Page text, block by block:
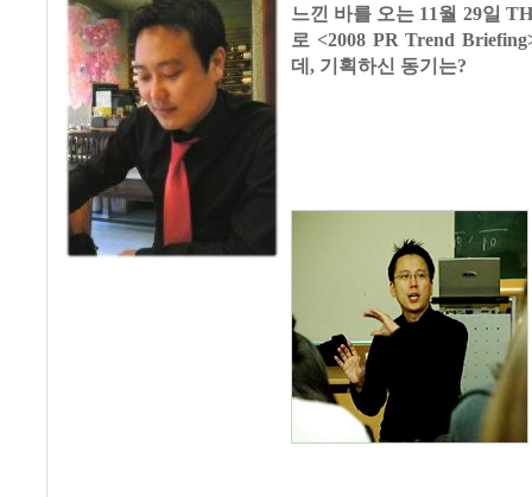
느낀 바를 오는 11월 29일
로 <2008 PR Trend
데, 기획하신 동기는?